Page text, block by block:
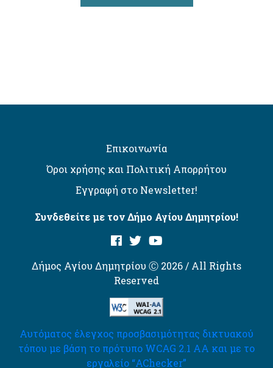
Επικοινωνία
Όροι χρήσης και Πολιτική Απορρήτου
Εγγραφή στο Newsletter!
Συνδεθείτε με τον Δήμο Αγίου Δημητρίου!
Δήμος Αγίου Δημητρίου Ⓒ 2026 / All Rights
Reserved
Αυτόματος έλεγχος προσβασιμότητας δικτυακού
τόπου με βάση το πρότυπο WCAG 2.1 AA και με το
εργαλείο “AChecker”